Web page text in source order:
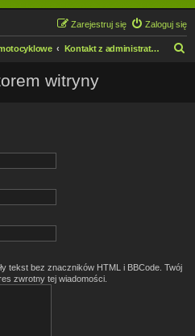
Zaloguj się
Zarejestruj się
Kontakt z administratorem witryny
witryny
tekst bez znaczników HTML i BBCode. Twój
zwrotny tej wiadomości.